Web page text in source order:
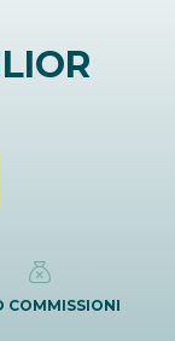
COMMISSIONI